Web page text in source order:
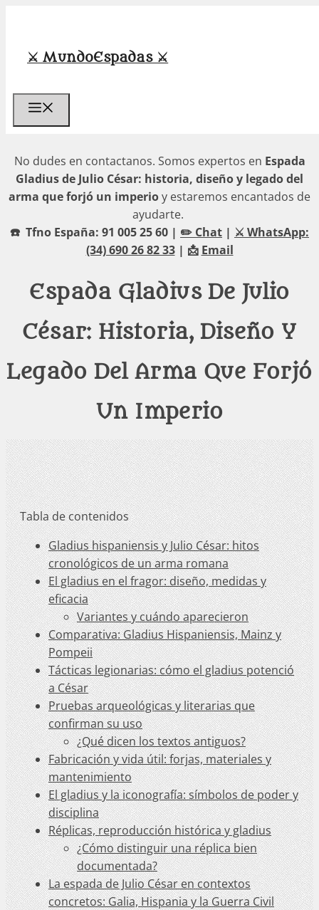
contenido
⚔️ MundoEspadas ⚔️
No dudes en contactanos. Somos expertos en Espada
Gladius de Julio César: historia, diseño y legado del
arma que forjó un imperioy estaremos encantados de
ayudarte.
☎️ Tfno España: 91 005 25 60 | ✏️ Chat | ⚔️ WhatsApp:
(34) 690 26 82 33| 📩 Email
Espada Gladius De Julio
César: Historia, Diseño Y
Legado Del Arma Que Forjó
Un Imperio
Tabla de contenidos
Gladius hispaniensis y Julio César: hitos
cronológicos de un arma romana
El gladius en el fragor: diseño, medidas y
eficacia
Variantes y cuándo aparecieron
Comparativa: Gladius Hispaniensis, Mainz y
Pompeii
Tácticas legionarias: cómo el gladius potenció
a César
Pruebas arqueológicas y literarias que
confirman su uso
¿Qué dicen los textos antiguos?
Fabricación y vida útil: forjas, materiales y
mantenimiento
El gladius y la iconografía: símbolos de poder y
disciplina
Réplicas, reproducción histórica y gladius
¿Cómo distinguir una réplica bien
documentada?
La espada de Julio César en contextos
concretos: Galia, Hispania y la Guerra Civil